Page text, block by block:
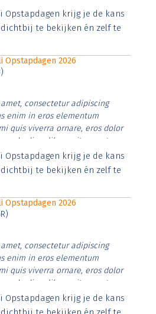
justo cursus id rutrum lorem
vitae risus tristique posuere.
Opstapdagen krijg je de kans
dichtbij te bekijken én zelf te
Opstapdagen 2026
consectetur adipiscing
enim in eros elementum
quis viverra ornare, eros dolor
diam libero vitae erat.
justo cursus id rutrum lorem
vitae risus tristique posuere.
Opstapdagen krijg je de kans
dichtbij te bekijken én zelf te
Opstapdagen 2026
consectetur adipiscing
enim in eros elementum
quis viverra ornare, eros dolor
diam libero vitae erat.
justo cursus id rutrum lorem
vitae risus tristique posuere.
Opstapdagen krijg je de kans